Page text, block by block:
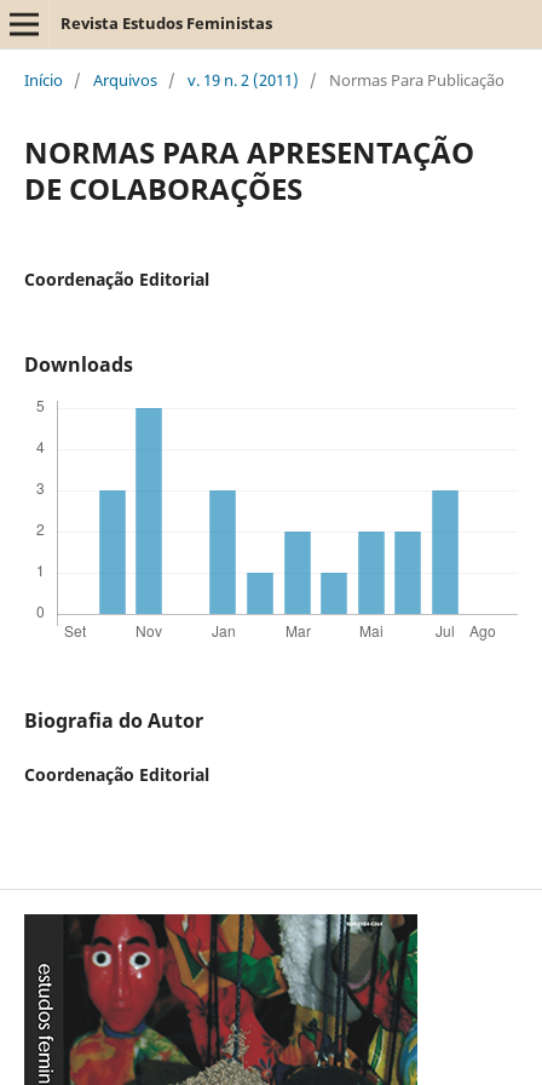
Revista Estudos Feministas
Início / Arquivos / v. 19 n. 2 (2011) / Normas Para Publicação
NORMAS PARA APRESENTAÇÃO
DE COLABORAÇÕES
Coordenação Editorial
Downloads
Biografia do Autor
Coordenação Editorial